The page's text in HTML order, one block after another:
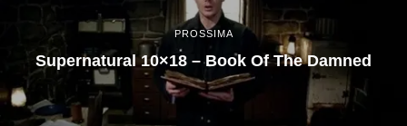
PROSSIMA
Supernatural 10×18 – Book Of The Damned